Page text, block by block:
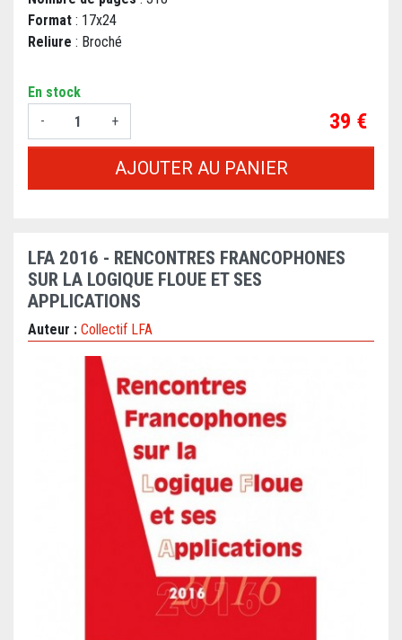
Format : 17x24
Reliure : Broché
En stock
-
+ Prix
39 €
AJOUTER AU PANIER
LFA 2016 - RENCONTRES FRANCOPHONES
SUR LA LOGIQUE FLOUE ET SES
APPLICATIONS
Auteur : Collectif LFA